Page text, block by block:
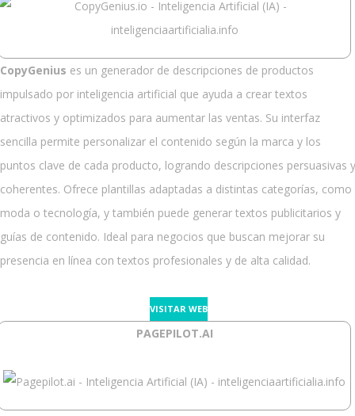
CopyGenius es un generador de descripciones de productos
impulsado por inteligencia artificial que ayuda a crear textos
atractivos y optimizados para aumentar las ventas. Su interfaz
sencilla permite personalizar el contenido según la marca y los
puntos clave de cada producto, logrando descripciones persuasivas y
coherentes. Ofrece plantillas adaptadas a distintas categorías, como
moda o tecnología, y también puede generar textos publicitarios y
guías de contenido. Ideal para negocios que buscan mejorar su
presencia en línea con textos profesionales y de alta calidad.
VISITAR WEB
PAGEPILOT.AI